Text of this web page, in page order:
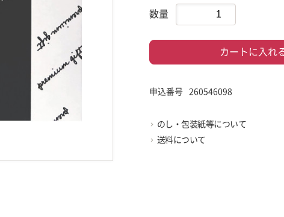
数量
カートに入れ
申込番号 260546098
のし・包装紙等について
送料について